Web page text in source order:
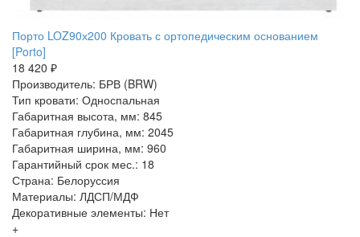
Порто LOZ90х200 Кровать с ортопедическим основанием
[Porto]
18 420 ₽
Производитель: БРВ (BRW)
Тип кровати: Односпальная
Габаритная высота, мм: 845
Габаритная глубина, мм: 2045
Габаритная ширина, мм: 960
Гарантийный срок мес.: 18
Страна: Белоруссия
Материалы: ЛДСП/МДФ
Декоративные элементы: Нет
+